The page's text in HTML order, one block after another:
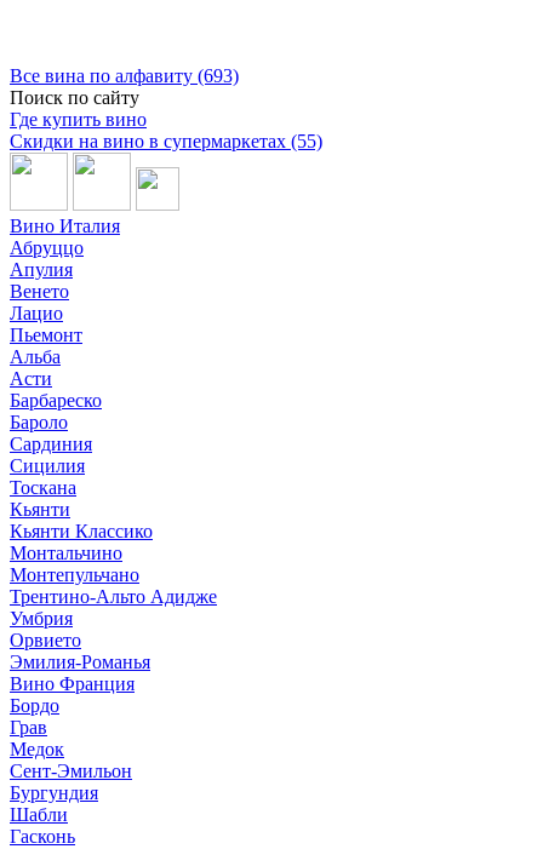
Все вина по алфавиту (693)
Поиск по сайту
Где купить вино
Скидки на вино в супермаркетах (55)
Вино Италия
Абруццо
Апулия
Венето
Лацио
Пьемонт
Альба
Асти
Барбареско
Бароло
Сардиния
Сицилия
Тоскана
Кьянти
Кьянти Классико
Монтальчино
Монтепульчано
Трентино-Альто Адидже
Умбрия
Орвието
Эмилия-Романья
Вино Франция
Бордо
Грав
Медок
Сент-Эмильон
Бургундия
Шабли
Гасконь